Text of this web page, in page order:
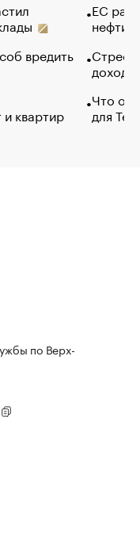
вредить
квартир
ЕС
нефти
Что
для
по Верх-